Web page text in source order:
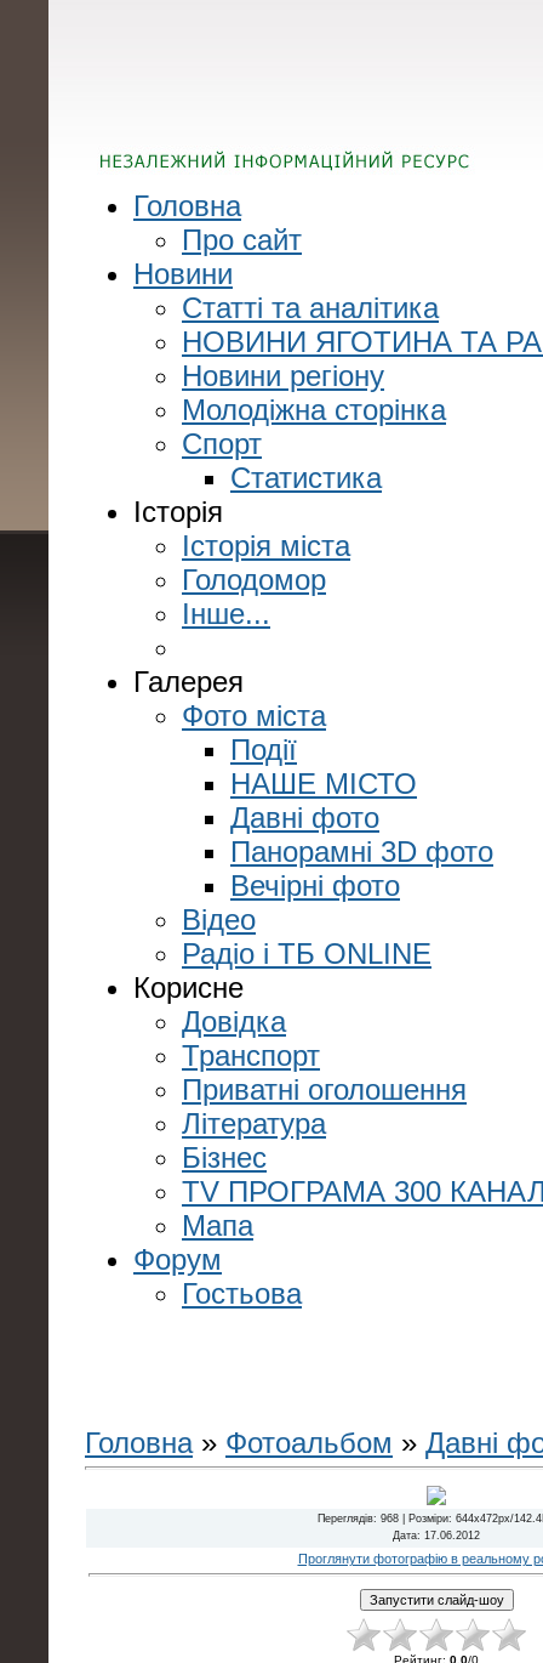
Головна
Про сайт
Новини
Статті та аналітика
НОВИНИ ЯГОТИНА ТА
Новини регіону
Молодіжна сторінка
Спорт
Статистика
Історія
Історія міста
Голодомор
Інше...
Галерея
Фото міста
Події
НАШЕ МІСТО
Давні фото
Панорамні 3D фото
Вечірні фото
Відео
Радіо і ТБ ONLINE
Корисне
Довідка
Транспорт
Приватні оголошення
Література
Бізнес
TV ПРОГРАМА 300
Мапа
Форум
Гостьова
Головна» Фотоальбом » Давні
Переглядів: 968 | Розміри: 644x472px/
Дата: 17.06.2012
Проглянути фотографію в реальному